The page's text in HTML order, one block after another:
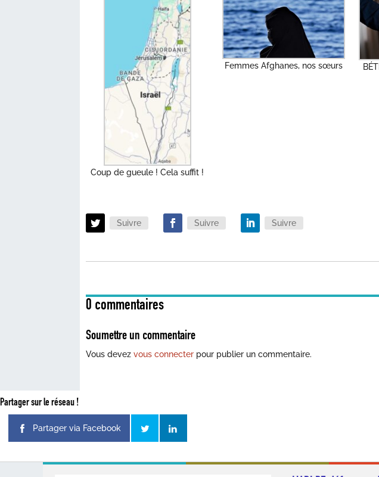
Coup de gueule ! Cela suffit !
Femmes Afghanes, nos sœurs
Suivre Suivre Suivre
0 commentaires
Soumettre un commentaire
Vous devezvous connecter pour publier un commentaire.
Partager sur le réseau !
Partager via Facebook